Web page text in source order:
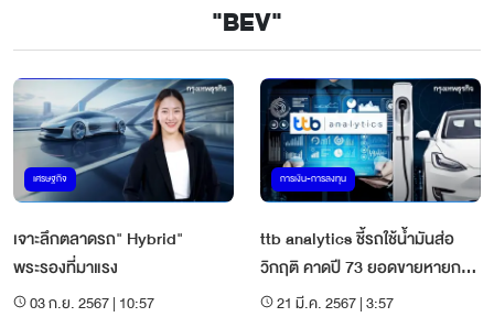
"BEV"
เศรษฐกิจ
เจาะลึกตลาดรถ" Hybrid"
พระรองที่มาแรง
03 ก.ย. 2567 | 10:57
การเงิน-การลงทุน
ttb analytics ชี้รถใช้น้ำมันส่อ
วิกฤติ คาดปี 73 ยอดขายหายกว่า
40% รถ EV แทนที่
21 มี.ค. 2567 | 3:57